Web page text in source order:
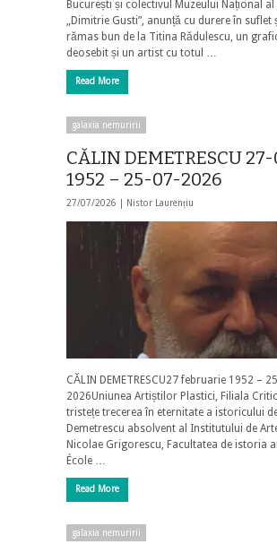
București și colectivul Muzeului Național al
„Dimitrie Gusti”, anunță cu durere în suflet
rămas bun de la Titina Rădulescu, un
deosebit și un artist cu totul …
Read More
galaxia nemuririi
CĂLIN DEMETRESCU
1952 – 25-07-2026
27/07/2026 | Nistor Laurențiu
CĂLIN DEMETRESCU27 februarie 1952 –
2026Uniunea Artiștilor Plastici, Filiala
tristețe trecerea în eternitate a istoricului
Demetrescu absolvent al Institutului de
Nicolae Grigorescu, Facultatea de istoria
École …
Read More
galaxia nemuririi